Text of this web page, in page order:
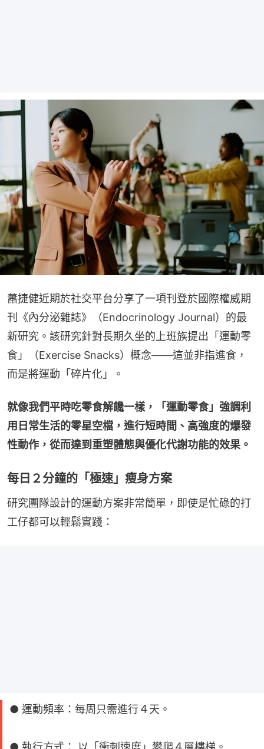
蕭捷健近期於社交平台分享了一項刊登於國際權威期
刊《內分泌雜誌》（Endocrinology Journal）的最
新研究。該研究針對長期久坐的上班族提出「運動零
食」（Exercise Snacks）概念——這並非指進食，
而是將運動「碎片化」。
就像我們平時吃零食解饞一樣，「運動零食」強調利
用日常生活的零星空檔，進行短時間、高強度的爆發
性動作，從而達到重塑體態與優化代謝功能的效果。
每日２分鐘的「極速」瘦身方案
研究團隊設計的運動方案非常簡單，即使是忙碌的打
工仔都可以輕鬆實踐：
● 運動頻率：每周只需進行４天。